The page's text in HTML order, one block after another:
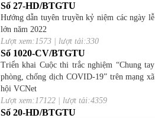
Số 27-HD/BTGTU
Hướng dẫn tuyên truyền kỷ niệm các ngày lễ
lớn năm 2022
Lượt xem:1573 | lượt tải:330
Số 1020-CV/BTGTU
Triển khai Cuộc thi trắc nghiệm “Chung tay
phòng, chống dịch COVID-19” trên mạng xã
hội VCNet
Lượt xem:17122 | lượt tải:4359
Số 20-HD/BTGTU